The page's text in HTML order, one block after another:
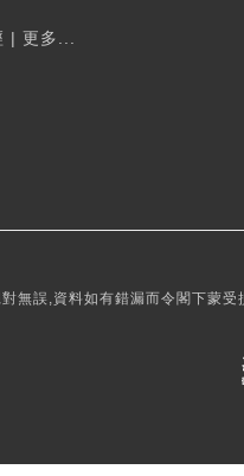
| 更多...
無誤,資料如有錯漏而令閣下蒙受